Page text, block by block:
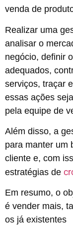
venda de
Realizar uma
analisar o
negócio, definir
adequados,
serviços, traçar
essas ações
pela equipe de
Além disso, a
para manter um
cliente e, com
estratégias de
Em resumo, o
é vender mais,
os já existentes